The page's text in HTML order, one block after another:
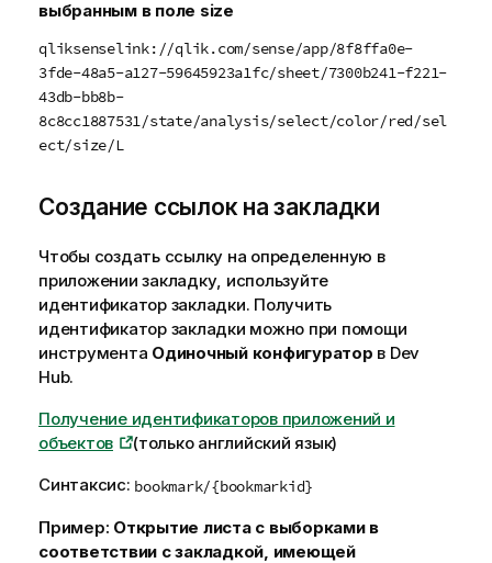
выбранным в поле size
qliksenselink://qlik.com/sense/app/8f8ffa0e-
3fde-48a5-a127-59645923a1fc/sheet/7300b241-f221-
43db-bb8b-
8c8cc1887531/state/analysis/select/color/red/sel
ect/size/L
Создание ссылок на закладки
Чтобы создать ссылку на определенную в
приложении закладку, используйте
идентификатор закладки. Получить
идентификатор закладки можно при помощи
инструмента Одиночный конфигуратор в Dev
Hub.
Получение идентификаторов приложений и
объектов
(только английский язык)
Синтаксис: bookmark/{bookmarkid}
Пример: Открытие листа с выборками в
соответствии с закладкой, имеющей